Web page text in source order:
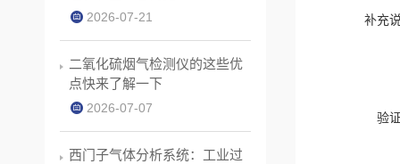
补充
验
2026-07-21
二氧化硫烟气检测仪的这些优
点快来了解一下
2026-07-07
西门子气体分析系统：工业过